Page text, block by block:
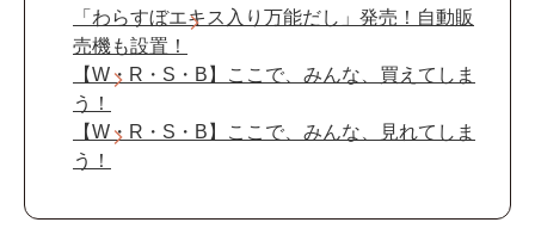
「わらすぼエキス入り万能だし」発売！自動販
売機も設置！
【W・R・S・B】ここで、みんな、買えてしま
う！
【W・R・S・B】ここで、みんな、見れてしま
う！